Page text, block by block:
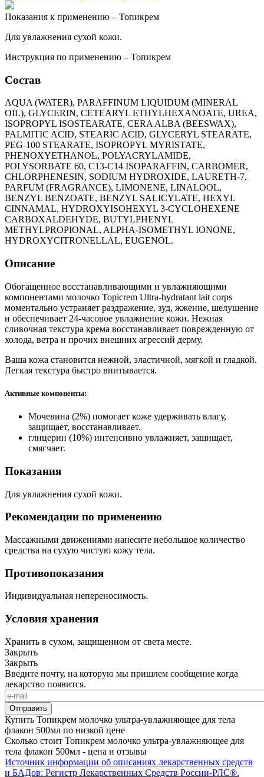
Показания к применению – Топикрем
Для увлажнения сухой кожи.
Инструкция по применению – Топикрем
Состав
AQUA (WATER), PARAFFINUM LIQUIDUM (MINERAL
OIL), GLYCERIN, CETEARYL ETHYLHEXANOATE, UREA,
ISOPROPYL ISOSTEARATE, CERA ALBA (BEESWAX),
PALMITIC ACID, STEARIC ACID, GLYCERYL STEARATE,
PEG-100 STEARATE, ISOPROPYL MYRISTATE,
PHENOXYETHANOL, POLYACRYLAMIDE,
POLYSORBATE 60, C13-C14 ISOPARAFFIN, CARBOMER,
CHLORPHENESIN, SODIUM HYDROXIDE, LAURETH-7,
PARFUM (FRAGRANCE), LIMONENE, LINALOOL,
BENZYL BENZOATE, BENZYL SALICYLATE, HEXYL
CINNAMAL, HYDROXYISOHEXYL 3-CYCLOHEXENE
CARBOXALDEHYDE, BUTYLPHENYL
METHYLPROPIONAL, ALPHA-ISOMETHYL IONONE,
HYDROXYCITRONELLAL, EUGENOL.
Описание
Обогащенное восстанавливающими и увлажняющими
компонентами молочко Topicrem Ultra-hydratant lait corps
моментально устраняет раздражение, зуд, жжение, шелушение
и обеспечивает 24-часовое увлажнение кожи. Нежная
сливочная текстура крема восстанавливает поврежденную от
холода, ветра и прочих внешних агрессий дерму.
Ваша кожа становится нежной, эластичной, мягкой и гладкой.
Легкая текстура быстро впитывается.
Активные компоненты:
Мочевина (2%) помогает коже удерживать влагу,
защищает, восстанавливает.
глицерин (10%) интенсивно увлажняет, защищает,
смягчает.
Показания
Для увлажнения сухой кожи.
Рекомендации по применению
Массажными движениями нанесите небольшое количество
средства на сухую чистую кожу тела.
Противопоказания
Индивидуальная непереносимость.
Условия хранения
Хранить в сухом, защищенном от света месте.
Закрыть
Закрыть
Введите почту, на которую мы пришлем сообщение когда
лекарство появится.
Купить Топикрем молочко ультра-увлажняющее для тела
флакон 500мл по низкой цене
Сколько стоит Топикрем молочко ультра-увлажняющее для
тела флакон 500мл - цена и отзывы
Источник информации об описаниях лекарственных средств
и БАДов: Регистр Лекарственных Средств России-РЛС®.